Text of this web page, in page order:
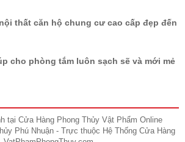
thất căn hộ chung cư cao cấp đẹp đến
cho phòng tắm luôn sạch sẽ và mới mẻ